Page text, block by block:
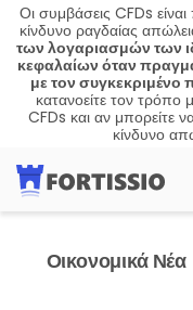
Οι συμβάσεις CFDs
κίνδυνο ραγδαίας
των λογαριασμών των
κεφαλαίων όταν
με τον συγκεκριμένο
κατανοείτε τον τρόπο
CFDs και αν μπορείτε
κίνδυνο
Οικονομικά Νέα